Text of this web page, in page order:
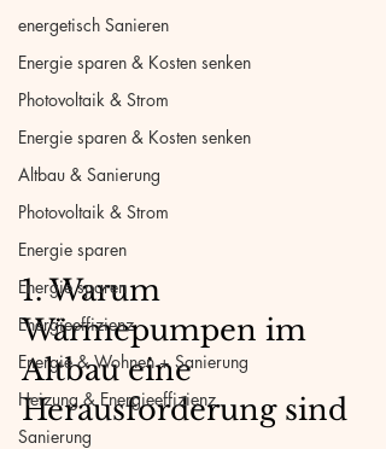
energetisch Sanieren
Energie sparen & Kosten senken
Photovoltaik & Strom
Energie sparen & Kosten senken
Altbau & Sanierung
Photovoltaik & Strom
Energie sparen
Energie sparen
Energieeffizienz
Energie & Wohnen + Sanierung
Heizung & Energieeffizienz
Sanierung
1. Warum
Wärmepumpen im
Altbau eine
Herausforderung sind